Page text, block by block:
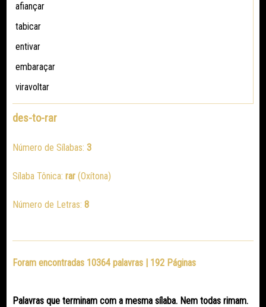
afiançar
tabicar
entivar
embaraçar
viravoltar
des-to-rar
Número de Sílabas:3
Sílaba Tônica:rar (Oxítona)
Número de Letras:8
Foram encontradas 10364 palavras | 192 Páginas
Palavras que terminam com a mesma sílaba. Nem todas rimam.